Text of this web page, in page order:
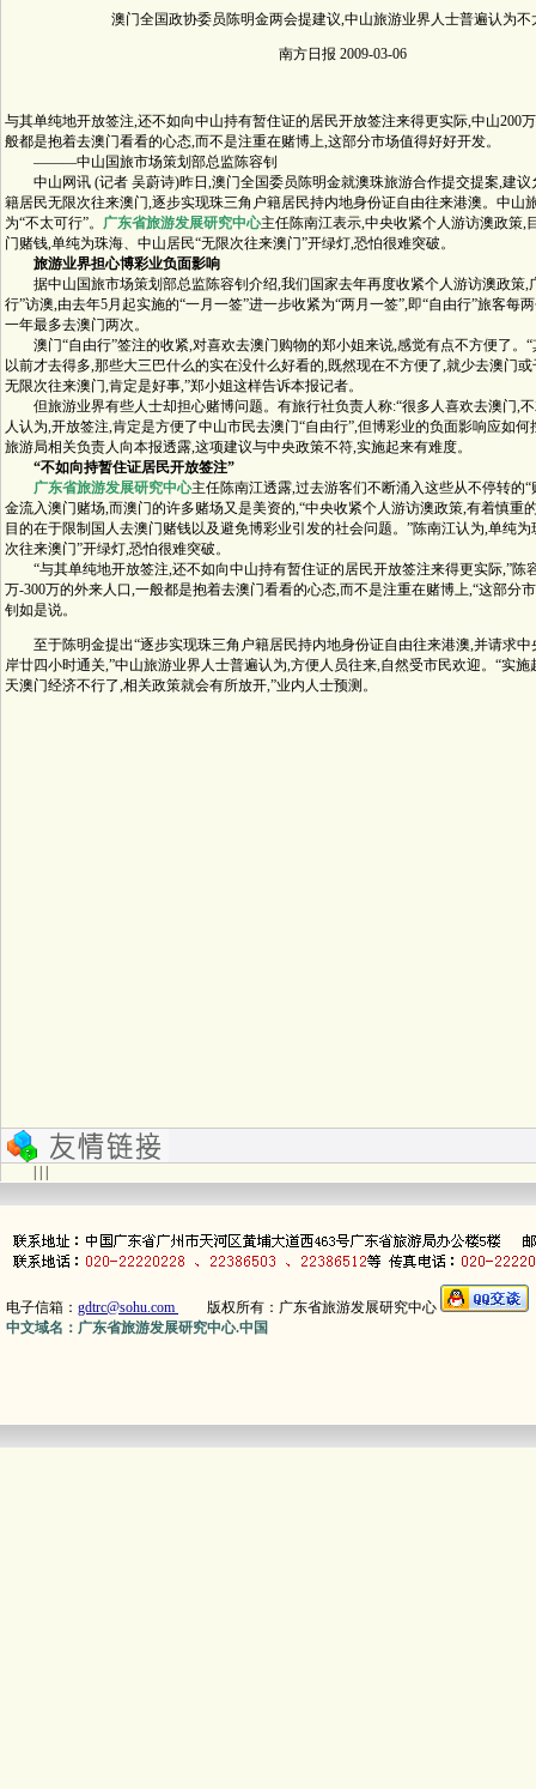
澳门全国政协委员陈明金两会提建议,中山旅游业界人士普遍认为不
南方日报 2009-03-06
与其单纯地开放签注,还不如向中山持有暂住证的居民开放签注来得更实际,中山200
般都是抱着去澳门看看的心态,而不是注重在赌博上,这部分市场值得好好开发。
———中山国旅市场策划部总监陈容钊
中山网讯 (记者 吴蔚诗)昨日,澳门全国委员陈明金就澳珠旅游合作提交提案,建议
籍居民无限次往来澳门,逐步实现珠三角户籍居民持内地身份证自由往来港澳。中山
为“不太可行”。 广东省旅游发展研究中心主任陈南江表示,中央收紧个人游访澳政策,
门赌钱,单纯为珠海、中山居民“无限次往来澳门”开绿灯,恐怕很难突破。
旅游业界担心博彩业负面影响
据中山国旅市场策划部总监陈容钊介绍,我们国家去年再度收紧个人游访澳政策,
行”访澳,由去年5月起实施的“一月一签”进一步收紧为“两月一签”,即“自由行”旅客每
一年最多去澳门两次。
澳门“自由行”签注的收紧,对喜欢去澳门购物的郑小姐来说,感觉有点不方便了。“
以前才去得多,那些大三巴什么的实在没什么好看的,既然现在不方便了,就少去澳门
无限次往来澳门,肯定是好事,”郑小姐这样告诉本报记者。
但旅游业界有些人士却担心赌博问题。有旅行社负责人称:“很多人喜欢去澳门,不
人认为,开放签注,肯定是方便了中山市民去澳门“自由行”,但博彩业的负面影响应如
旅游局相关负责人向本报透露,这项建议与中央政策不符,实施起来有难度。
“不如向持暂住证居民开放签注”
广东省旅游发展研究中心主任陈南江透露,过去游客们不断涌入这些从不停转的“
金流入澳门赌场,而澳门的许多赌场又是美资的,“中央收紧个人游访澳政策,有着慎重
目的在于限制国人去澳门赌钱以及避免博彩业引发的社会问题。”陈南江认为,单纯
次往来澳门”开绿灯,恐怕很难突破。
“与其单纯地开放签注,还不如向中山持有暂住证的居民开放签注来得更实际,”陈
万-300万的外来人口,一般都是抱着去澳门看看的心态,而不是注重在赌博上,“这部分
钊如是说。
至于陈明金提出“逐步实现珠三角户籍居民持内地身份证自由往来港澳,并请求中
岸廿四小时通关,”中山旅游业界人士普遍认为,方便人员往来,自然受市民欢迎。“实
天澳门经济不行了,相关政策就会有所放开,”业内人士预测。
电子信箱： gdtrc@sohu.com 版权所有：广东省旅游发展研究中心
中文域名：广东省旅游发展研究中心.中国